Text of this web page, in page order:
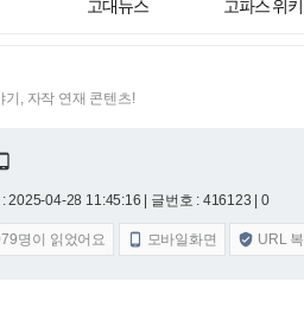
고대뉴스
고파스 위키
, 자작 연재 콘텐츠!

2025-04-28 11:45:16 | 글번호 : 416123 | 0
명이 읽었어요  모바일화면  URL